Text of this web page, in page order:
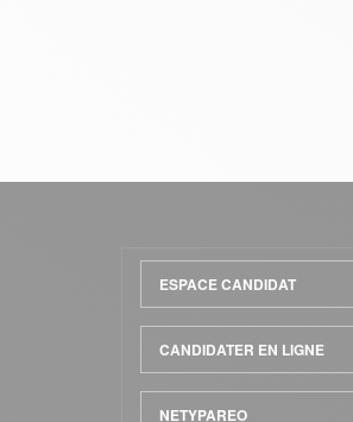
Menu
Pied
de
ESPACE CANDIDAT
CANDIDATER EN LIGNE
NETYPAREO